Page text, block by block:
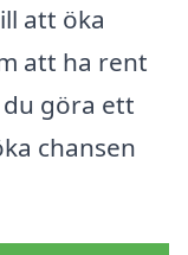
att öka
att ha rent
göra ett
chansen